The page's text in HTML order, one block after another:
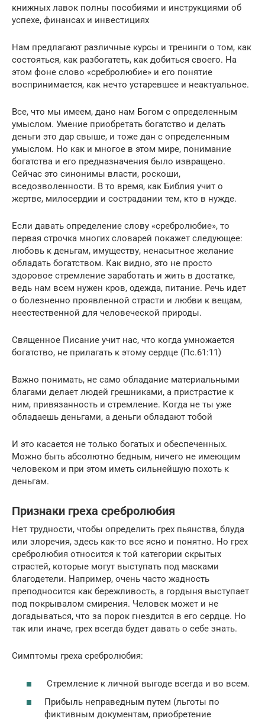
книжных лавок полны пособиями и инструкциями об
успехе, финансах и инвестициях
Нам предлагают различные курсы и тренинги о том, как
состояться, как разбогатеть, как добиться своего. На
этом фоне слово «сребролюбие» и его понятие
воспринимается, как нечто устаревшее и неактуальное.
Все, что мы имеем, дано нам Богом с определенным
умыслом. Умение приобретать богатство и делать
деньги это дар свыше, и тоже дан с определенным
умыслом. Но как и многое в этом мире, понимание
богатства и его предназначения было извращено.
Сейчас это синонимы власти, роскоши,
вседозволенности. В то время, как Библия учит о
жертве, милосердии и сострадании тем, кто в нужде.
Если давать определение слову «сребролюбие», то
первая строчка многих словарей покажет следующее:
любовь к деньгам, имуществу, ненасытное желание
обладать богатством. Как видно, это не просто
здоровое стремление заработать и жить в достатке,
ведь нам всем нужен кров, одежда, питание. Речь идет
о болезненно проявленной страсти и любви к вещам,
неестественной для человеческой природы.
Священное Писание учит нас, что когда умножается
богатство, не прилагать к этому сердце (Пс.61:11)
Важно понимать, не само обладание материальными
благами делает людей грешниками, а пристрастие к
ним, привязанность и стремление. Когда не ты уже
обладаешь деньгами, а деньги обладают тобой
И это касается не только богатых и обеспеченных.
Можно быть абсолютно бедным, ничего не имеющим
человеком и при этом иметь сильнейшую похоть к
деньгам.
Признаки греха сребролюбия
Нет трудности, чтобы определить грех пьянства, блуда
или злоречия, здесь как-то все ясно и понятно. Но грех
сребролюбия относится к той категории скрытых
страстей, которые могут выступать под масками
благодетели. Например, очень часто жадность
преподносится как бережливость, а гордыня выступает
под покрывалом смирения. Человек может и не
догадываться, что за порок гнездится в его сердце. Но
так или иначе, грех всегда будет давать о себе знать.
Симптомы греха сребролюбия:
Стремление к личной выгоде всегда и во всем.
Прибыль неправедным путем (льготы по
фиктивным документам, приобретение